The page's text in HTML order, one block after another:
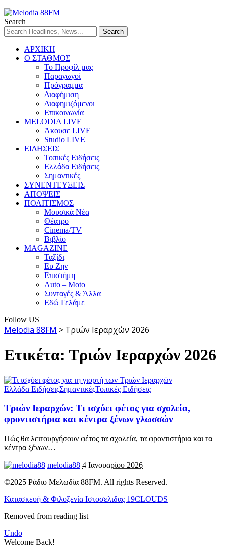
Search
ΑΡΧΙΚΗ
Ο ΣΤΑΘΜΟΣ
Το Προφίλ μας
Παραγωγοί
Πρόγραμμα
Διαφήμιση
Διαφημιζόμενοι
Επικοινωνία
MELODIA LIVE
Άκουσε LIVE
Studio LIVE
ΕΙΔΗΣΕΙΣ
Τοπικές Ειδήσεις
Ελλάδα Ειδήσεις
Σημαντικές
ΣΥΝΕΝΤΕΥΞΕΙΣ
ΑΠΟΨΕΙΣ
ΠΟΛΙΤΙΣΜΟΣ
Μουσικά Νέα
Θέατρο
Cinema/TV
Βιβλίο
MAGAZINE
Ταξίδι
Ευ Ζην
Επιστήμη
Auto – Moto
Συνταγές & Άλλα
Εδώ Γελάμε
Follow US
Melodia 88FM > Τριών Ιεραρχών 2026
Ετικέτα: Τριών Ιεραρχών 2026
Ελλάδα ΕιδήσειςΣημαντικέςΤοπικές Ειδήσεις
Τριών Ιεραρχών: Τι ισχύει φέτος για σχολεία,
φροντιστήρια και κέντρα ξένων γλωσσών
Πώς θα λειτουργήσουν φέτος τα σχολεία, τα φροντιστήρια και τα
κέντρα ξένων…
melodia88 4 Ιανουαρίου 2026
©2025 Ράδιο Μελωδία 88FM. All rights Reserved.
Κατασκευή & Φιλοξενία Ιστοσελιδας 19CLOUDS
Removed from reading list
Undo
Welcome Back!